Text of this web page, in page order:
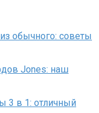
обычного: советы
Jones: наш
3 в 1: отличный